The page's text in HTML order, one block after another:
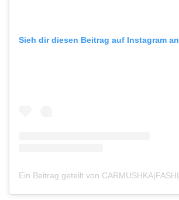
Sieh dir diesen Beitrag auf Instagram an